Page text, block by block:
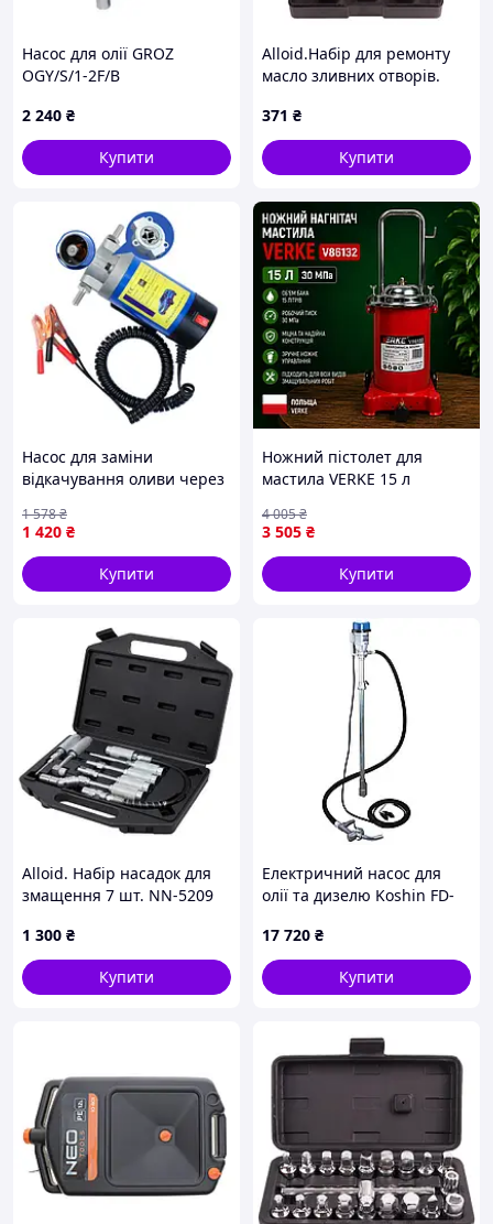
Насос для олії GROZ
OGY/S/1-2F/B
2 240 ₴
Купити
Alloid.Набір для ремонту
масло зливних отворів.
371 ₴
Купити
Насос для заміни
відкачування оливи через
1 420 ₴
1 578₴
Купити
Ножний пістолет для
мастила VERKE 15 л
Сталевий корпус Для СТО
ферм виробництва
Польща
3 505 ₴
4 005₴
Купити
Alloid. Набір насадок для
змащення 7 шт. NN-5209
1 300 ₴
Купити
Електричний насос для
олії та дизелю Koshin FD-
17 720 ₴
Купити